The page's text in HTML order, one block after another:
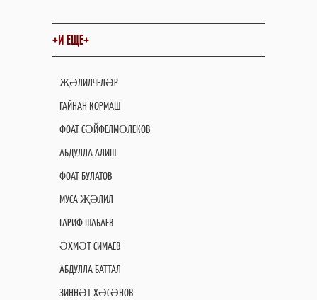
+И ЕЩЕ+
ҖӘЛИЛЧЕЛӘР
ГАЙНАН КОРМАШ
ФОАТ СӘЙФЕЛМӨЛЕКОВ
АБДУЛЛА АЛИШ
ФОАТ БУЛАТОВ
МУСА ҖӘЛИЛ
ГАРИФ ШАБАЕВ
ӘХМӘТ СИМАЕВ
АБДУЛЛА БАТТАЛ
ЗИННӘТ ХӘСӘНОВ